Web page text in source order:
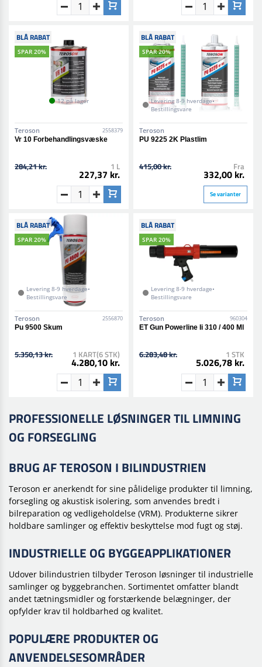
BLÅ RABAT
SPAR 20%
12 på lager
Teroson 2558379
Vr 10 Forbehandlingsvæske
284,21 kr. 1 L
227,37 kr.
BLÅ RABAT
SPAR 20%
Levering 8-9 hverdage•
Bestillingsvare
Teroson
PU 9225 2K Plastlim
415,00 kr. Fra
332,00 kr.
Se varianter
BLÅ RABAT
SPAR 20%
Levering 8-9 hverdage•
Bestillingsvare
Teroson 2556870
Pu 9500 Skum
5.350,13 kr. 1 KART(6 STK)
4.280,10 kr.
BLÅ RABAT
SPAR 20%
Levering 8-9 hverdage•
Bestillingsvare
Teroson 960304
ET Gun Powerline Ii 310 / 400 Ml
6.283,48 kr. 1 STK
5.026,78 kr.
PROFESSIONELLE LØSNINGER TIL LIMNING
OG FORSEGLING
BRUG AF TEROSON I BILINDUSTRIEN
Teroson er anerkendt for sine pålidelige produkter til limning,
forsegling og akustisk isolering, som anvendes bredt i
bilreparation og vedligeholdelse (VRM). Produkterne sikrer
holdbare samlinger og effektiv beskyttelse mod fugt og støj.
INDUSTRIELLE OG BYGGEAPPLIKATIONER
Udover bilindustrien tilbyder Teroson løsninger til industrielle
samlinger og byggebranchen. Sortimentet omfatter blandt
andet tætningsmidler og forstærkende belægninger, der
opfylder krav til holdbarhed og kvalitet.
POPULÆRE PRODUKTER OG
ANVENDELSESOMRÅDER